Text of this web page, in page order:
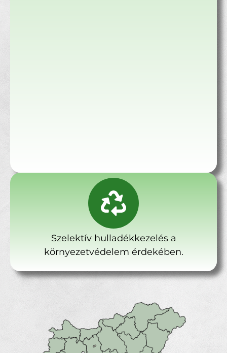
Szelektív hulladékkezelés a
környezetvédelem érdekében.